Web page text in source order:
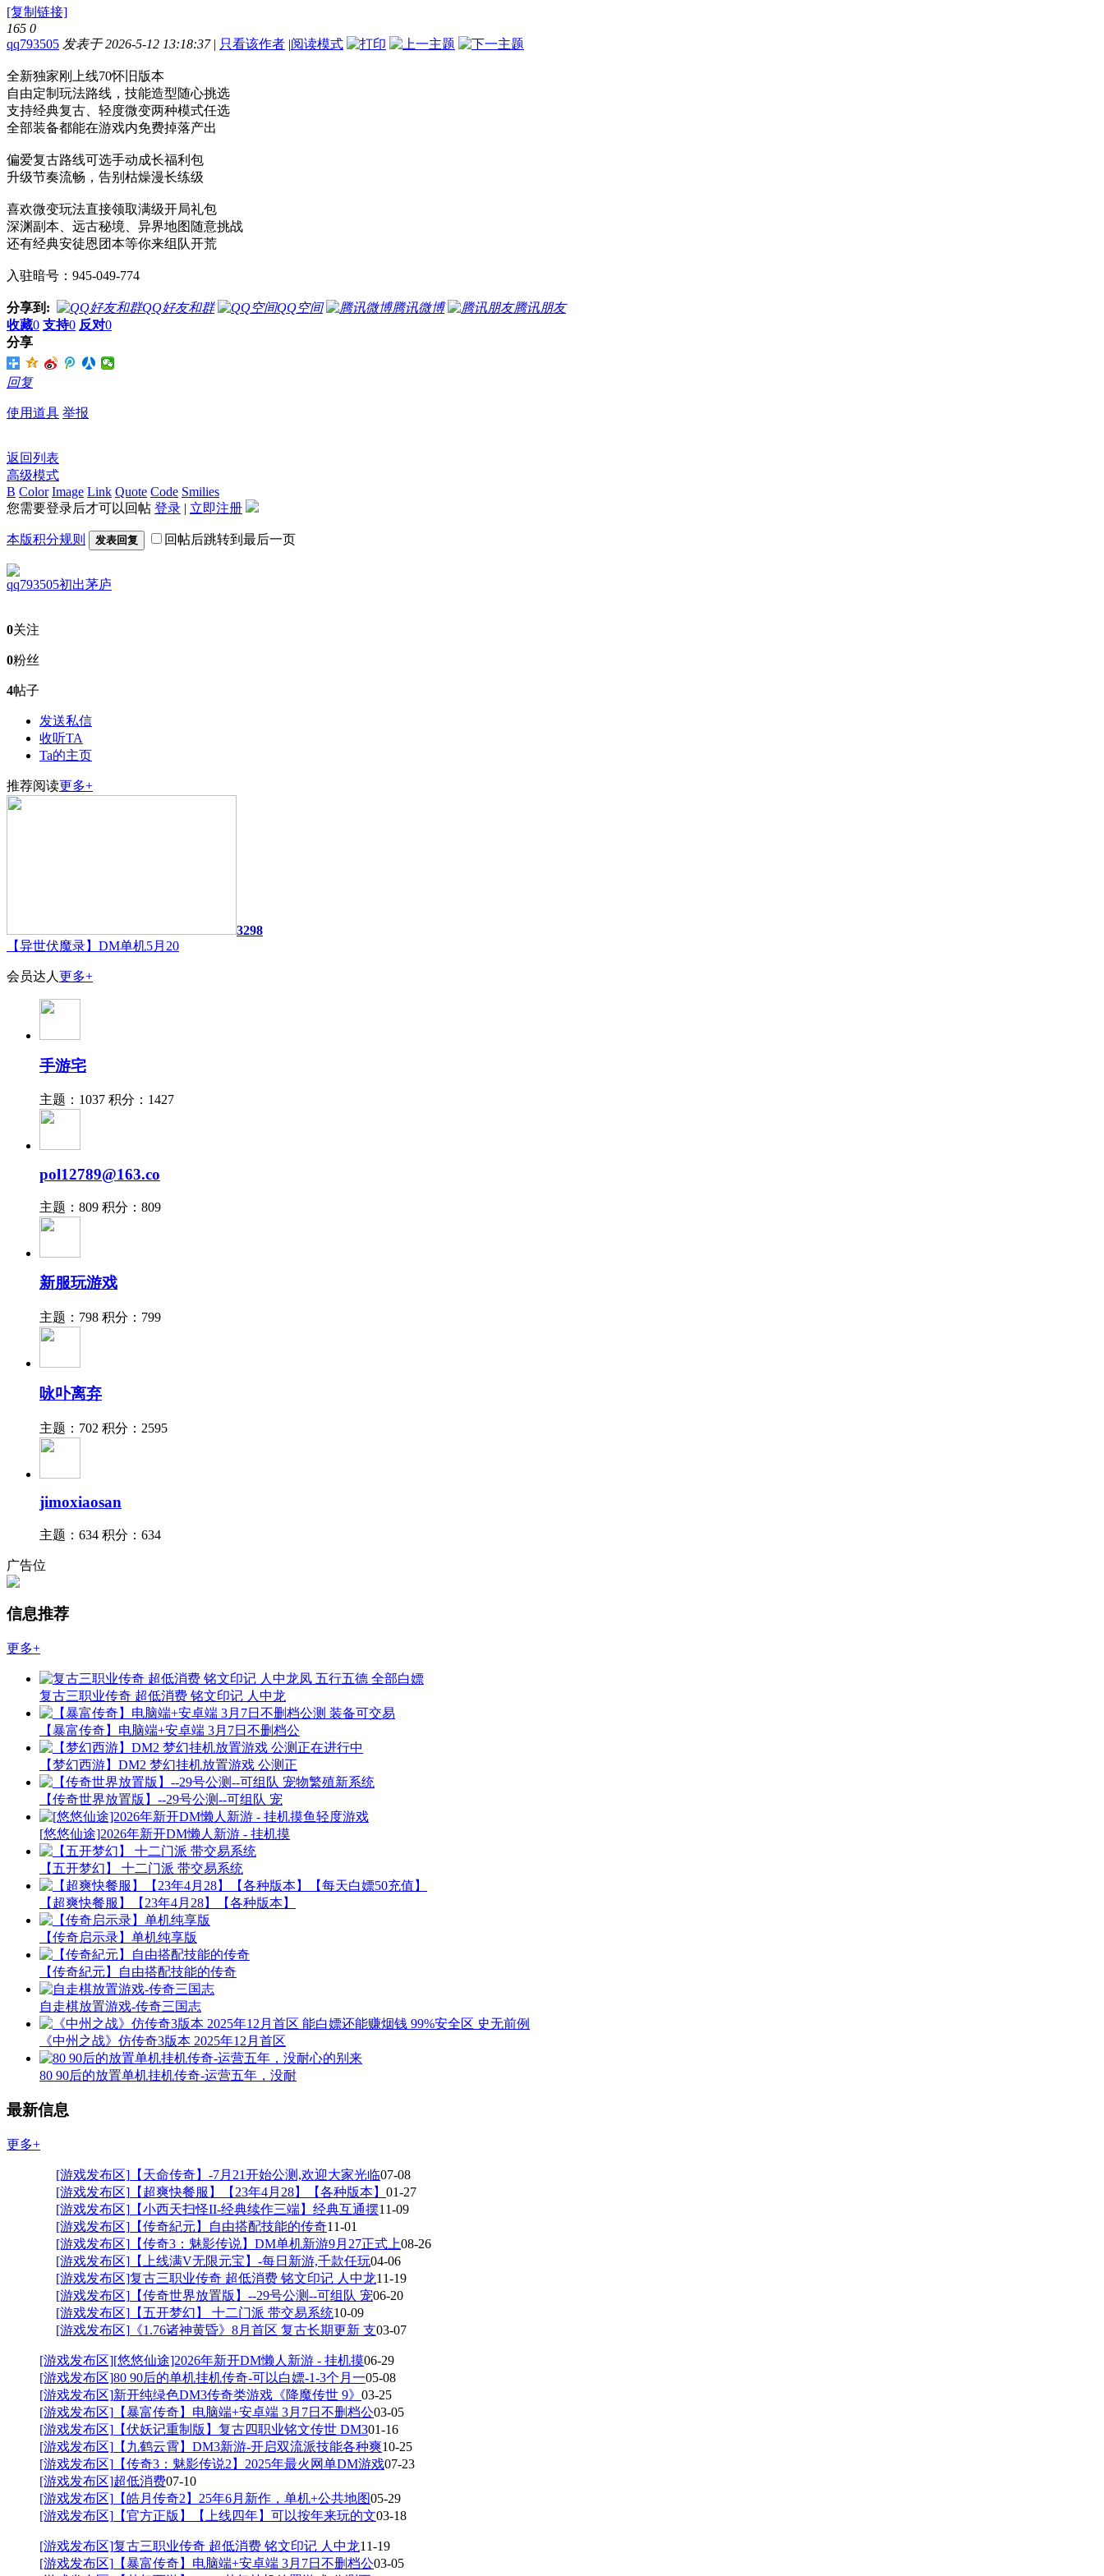
[复制链接]
165 0
qq793505 发表于 2026-5-12 13:18:37 | 只看该作者 |阅读模式
全新独家刚上线70怀旧版本
自由定制玩法路线，技能造型随心挑选
支持经典复古、轻度微变两种模式任选
全部装备都能在游戏内免费掉落产出
偏爱复古路线可选手动成长福利包
升级节奏流畅，告别枯燥漫长练级
喜欢微变玩法直接领取满级开局礼包
深渊副本、远古秘境、异界地图随意挑战
还有经典安徒恩团本等你来组队开荒
入驻暗号：945-049-774
分享到: QQ好友和群 QQ空间 腾讯微博
腾讯朋友
收藏0 支持0 反对0
分享
回复
使用道具 举报
返回列表
高级模式
B Color Image Link Quote Code Smilies
您需要登录后才可以回帖 登录 | 立即注册
本版积分规则 发表回复 回帖后跳转到最后一页
qq793505初出茅庐
0关注
0粉丝
4帖子
发送私信
收听TA
Ta的主页
推荐阅读更多+
3298
【异世伏魔录】DM单机5月20
会员达人 更多+
手游宅
主题：1037 积分：1427
pol12789@163.co
主题：809 积分：809
新服玩游戏
主题：798 积分：799
咏卟离弃
主题：702 积分：2595
jimoxiaosan
主题：634 积分：634
广告位
信息推荐
更多+
复古三职业传奇 超低消费 铭文印记 人中龙
【暴富传奇】电脑端+安卓端 3月7日不删档公
【梦幻西游】DM2 梦幻挂机放置游戏 公测正
【传奇世界放置版】--29号公测--可组队 宠
[悠悠仙途]2026年新开DM懒人新游 - 挂机摸
【五开梦幻】 十二门派 带交易系统
【超爽快餐服】【23年4月28】【各种版本】
【传奇启示录】单机纯享版
【传奇紀元】自由搭配技能的传奇
自走棋放置游戏-传奇三国志
《中州之战》仿传奇3版本 2025年12月首区
80 90后的放置单机挂机传奇-运营五年，没耐
最新信息
更多+
[游戏发布区] 【天命传奇】-7月21开始公测,欢迎大家光临07-08
[游戏发布区] 【超爽快餐服】【23年4月28】【各种版本】 01-27
[游戏发布区] 【小西天扫怪II-经典续作三端】经典互通摆11-09
[游戏发布区] 【传奇紀元】自由搭配技能的传奇11-01
[游戏发布区] 【传奇3：魅影传说】DM单机新游9月27正式上08-26
[游戏发布区] 【上线满V无限元宝】-每日新游,千款任玩04-06
[游戏发布区]复古三职业传奇 超低消费 铭文印记 人中龙11-19
[游戏发布区] 【传奇世界放置版】--29号公测--可组队 宠06-20
[游戏发布区] 【五开梦幻】 十二门派 带交易系统10-09
[游戏发布区] 《1.76诸神黄昏》8月首区 复古长期更新 支03-07
[游戏发布区][悠悠仙途]2026年新开DM懒人新游 - 挂机摸06-29
[游戏发布区]80 90后的单机挂机传奇-可以白嫖-1-3个月一05-08
[游戏发布区]新开纯绿色DM3传奇类游戏《降魔传世 9》 03-25
[游戏发布区] 【暴富传奇】电脑端+安卓端 3月7日不删档公03-05
[游戏发布区] 【伏妖记重制版】复古四职业铭文传世 DM301-16
[游戏发布区] 【九鹤云霄】DM3新游-开启双流派技能各种爽10-25
[游戏发布区] 【传奇3：魅影传说2】2025年最火网单DM游戏07-23
[游戏发布区]超低消费07-10
[游戏发布区] 【皓月传奇2】25年6月新作，单机+公共地图05-29
[游戏发布区] 【官方正版】【上线四年】可以按年来玩的文03-18
[游戏发布区]复古三职业传奇 超低消费 铭文印记 人中龙11-19
[游戏发布区] 【暴富传奇】电脑端+安卓端 3月7日不删档公03-05